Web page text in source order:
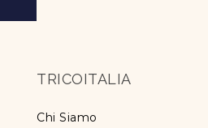
TRICOITALIA
Chi Siamo